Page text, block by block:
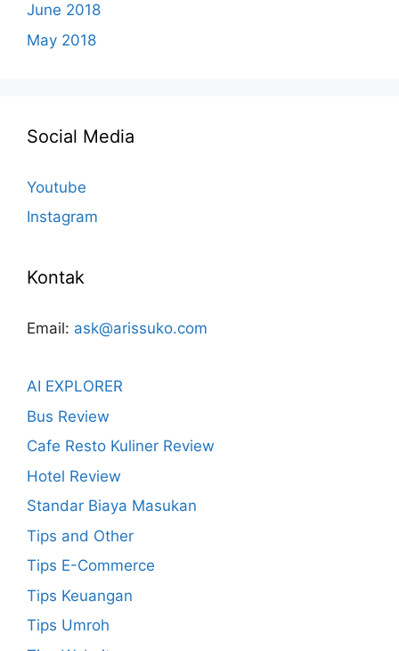
June 2018
May 2018
Social Media
Youtube
Instagram
Kontak
Email: ask@arissuko.com
AI EXPLORER
Bus Review
Cafe Resto Kuliner Review
Hotel Review
Standar Biaya Masukan
Tips and Other
Tips E-Commerce
Tips Keuangan
Tips Umroh